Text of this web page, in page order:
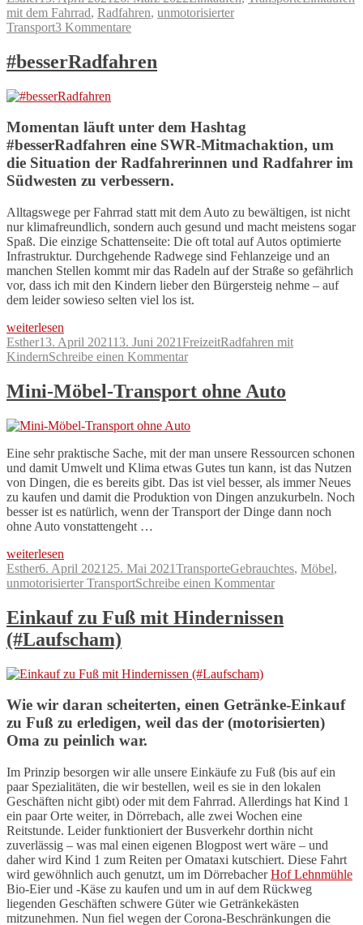
am
mit dem Fahrrad, Radfahren, unmotorisierter
Transport3 Kommentarezu
#besserRadfahren
Momentan läuft unter dem Hashtag
#besserRadfahren eine SWR-Mitmachaktion, um
die Situation der Radfahrerinnen und Radfahrer im
Südwesten zu verbessern.
Alltagswege per Fahrrad statt mit dem Auto zu bewältigen, ist nicht
nur klimafreundlich, sondern auch gesund und macht meistens sogar
Spaß. Die einzige Schattenseite: Die oft total auf Autos optimierte
Infrastruktur. Durchgehende Radwege sind Fehlanzeige und an
manchen Stellen kommt mir das Radeln auf der Straße so gefährlich
vor, dass ich mit den Kindern lieber den Bürgersteig nehme – auf
dem leider sowieso selten viel los ist.
„#besserRadfahren“
weiterlesen
Autor
EstherVeröffentlicht
am
13. April 202113. Juni 2021Kategorien
FreizeitSchlagwörter
Radfahren mit
KindernSchreibe einen Kommentarzu
Mini-Möbel-Transport ohne Auto
Eine sehr praktische Sache, mit der man unsere Ressourcen schonen
und damit Umwelt und Klima etwas Gutes tun kann, ist das Nutzen
von Dingen, die es bereits gibt. Das ist viel besser, als immer Neues
zu kaufen und damit die Produktion von Dingen anzukurbeln. Noch
besser ist es natürlich, wenn der Transport der Dinge dann noch
ohne Auto vonstattengeht …
„Mini-
Möbel-
Transport
Auto“
weiterlesen
Autor
EstherVeröffentlicht
am
6. April 2021 25. Mai 2021Kategorien
TransporteSchlagwörter
Gebrauchtes, Möbel,
unmotorisierter TransportSchreibe einen Kommentarzu
Transport
Einkauf zu Fuß mit Hindernissen
(#Laufscham)
Wie wir daran scheiterten, einen Getränke-Einkauf
zu Fuß zu erledigen, weil das der (motorisierten)
Oma zu peinlich war.
Im Prinzip besorgen wir alle unsere Einkäufe zu Fuß (bis auf ein
paar Spezialitäten, die wir bestellen, weil es sie in den lokalen
Geschäften nicht gibt) oder mit dem Fahrrad. Allerdings hat Kind 1
ein paar Orte weiter, in Dörrebach, alle zwei Wochen eine
Reitstunde. Leider funktioniert der Busverkehr dorthin nicht
zuverlässig – was mal einen eigenen Blogpost wert wäre – und
daher wird Kind 1 zum Reiten per Omataxi kutschiert. Diese Fahrt
wird gewöhnlich auch genutzt, um im DörrebacherHof Lehnmühle
Bio-Eier und -Käse zu kaufen und um in auf dem Rückweg
liegenden Geschäften schwere Güter wie Getränkekästen
mitzunehmen. Nun fiel wegen der Corona-Beschränkungen die